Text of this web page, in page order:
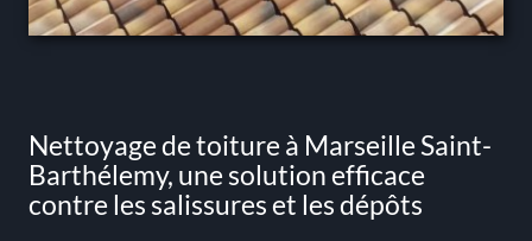
Nettoyage de toiture à Marseille Saint-
Barthélemy, une solution efficace
contre les salissures et les dépôts